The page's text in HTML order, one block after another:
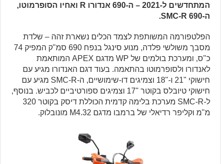
המתחדשים ל-2021 – ה-690 אנדורו R ואחיו הסופרמוטו,
ה-690 SMC-R.
הפלטפורמה המשותפת לצמד הכלים נשארת זהה – שלדת
מסבך משולשי פלדה, מנוע סינגל בנפח 690 סמ"ק המפיק 74
כ"ס, ומערכת בולמים של WP מדגם APEX המותאמת
לאנדורו ולסופרמוטו בהתאמה. בעוד דגם האנדורו מגיע עם
חישוקי "21 ו-"18 וצמיגים דו-שימושיים, ה-SMC-R מגיע עם
חישוקי טיובלס בקוטר "17 וצמיגים ספורטיביים לכביש. בנוסף,
ל-SMC-R מערכת בלימה קדמית הכוללת דיסק בקוטר 320
מ"מ וקליפר רדיאלי של ברמבו מדגם M4.32 מונובלוק.